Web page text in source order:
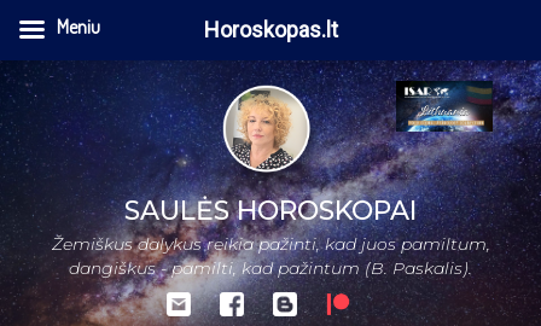
SAULĖS HOROSKOPAI
Žemiškus dalykus reikia pažinti, kad juos pamiltum,
dangiškus - pamilti, kad pažintum (B. Paskalis).
Meniu Horoskopas.lt